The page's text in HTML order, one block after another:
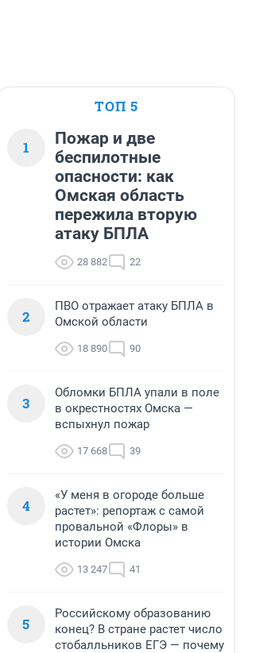
ТОП 5
1
Пожар и две
беспилотные
опасности: как
Омская область
пережила вторую
атаку БПЛА
28 882 22
2
ПВО отражает атаку БПЛА в
Омской области
18 890 90
3
Обломки БПЛА упали в поле
в окрестностях Омска —
вспыхнул пожар
17 668 39
4
«У меня в огороде больше
растет»: репортаж с самой
провальной «Флоры» в
истории Омска
13 247 41
5
Российскому образованию
конец? В стране растет число
стобалльников ЕГЭ — почему